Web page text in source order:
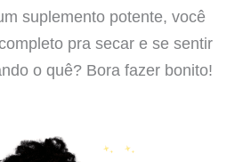
suplemento potente, você
pra secar e se sentir
o quê? Bora fazer bonito!